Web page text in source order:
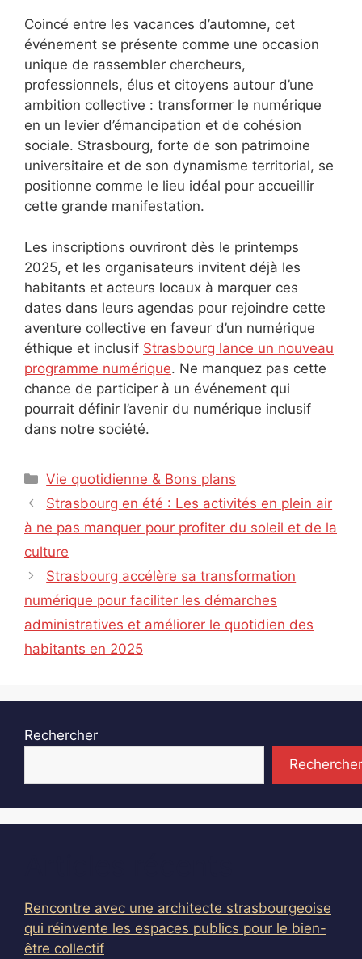
Coincé entre les vacances d’automne, cet
événement se présente comme une occasion
unique de rassembler chercheurs,
professionnels, élus et citoyens autour d’une
ambition collective : transformer le numérique
en un levier d’émancipation et de cohésion
sociale. Strasbourg, forte de son patrimoine
universitaire et de son dynamisme territorial, se
positionne comme le lieu idéal pour accueillir
cette grande manifestation.
Les inscriptions ouvriront dès le printemps
2025, et les organisateurs invitent déjà les
habitants et acteurs locaux à marquer ces
dates dans leurs agendas pour rejoindre cette
aventure collective en faveur d’un numérique
éthique et inclusif Strasbourg lance un nouveau
programme numérique. Ne manquez pas cette
chance de participer à un événement qui
pourrait définir l’avenir du numérique inclusif
dans notre société.
Catégories
Vie quotidienne & Bons plans
Strasbourg en été : Les activités en plein air
à ne pas manquer pour profiter du soleil et de la
culture
Strasbourg accélère sa transformation
numérique pour faciliter les démarches
administratives et améliorer le quotidien des
habitants en 2025
Rechercher
Rechercher
Rencontre avec une architecte strasbourgeoise
qui réinvente les espaces publics pour le bien-
être collectif